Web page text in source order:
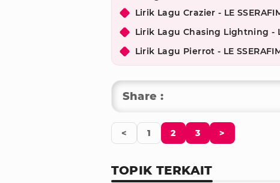
Lirik Lagu Crazier - LE
Lirik Lagu Chasing Lightning -
Lirik Lagu Pierrot - LE
Share :
< 1 2 3 >
TOPIK TERKAIT